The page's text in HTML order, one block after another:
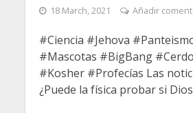
18 March, 2021 Añadir
#Ciencia #Jehova
#Mascotas #BigBang
#Kosher #Profecías Las
¿Puede la física probar si